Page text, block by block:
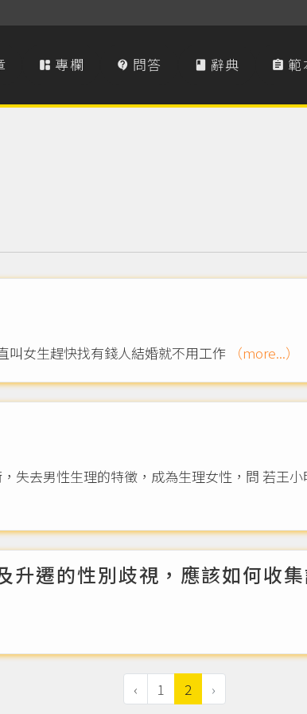
 專欄  問答  辭典  範
叫女生趕快找有錢人結婚就不用工作
（more...）
失去男性生理的特徵，成為生理女性，問 若王
升遷的性別歧視，應該如何收
‹ 1 2 ›